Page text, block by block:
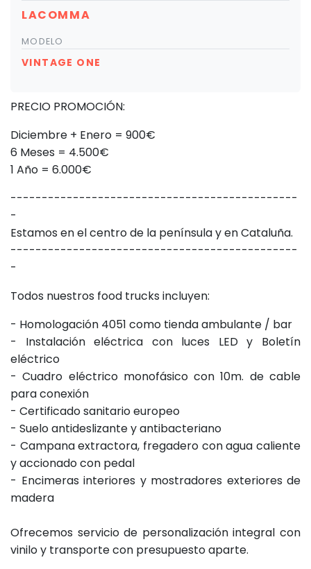
LACOMMA
MODELO
VINTAGE ONE
PRECIO PROMOCIÓN:
Diciembre + Enero = 900€
6 Meses = 4.500€
1 Año = 6.000€
----------------------------------------------
-
Estamos en el centro de la península y en Cataluña.
----------------------------------------------
-
Todos nuestros food trucks incluyen:
- Homologación 4051 como tienda ambulante / bar
- Instalación eléctrica con luces LED y Boletín
eléctrico
- Cuadro eléctrico monofásico con 10m. de cable
para conexión
- Certificado sanitario europeo
- Suelo antideslizante y antibacteriano
- Campana extractora, fregadero con agua caliente
y accionado con pedal
- Encimeras interiores y mostradores exteriores de
madera
Ofrecemos servicio de personalización integral con
vinilo y transporte con presupuesto aparte.